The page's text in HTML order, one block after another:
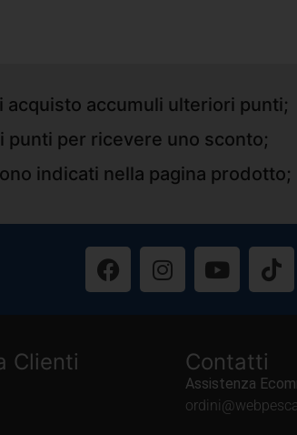
acquisto accumuli ulteriori punti;
punti per ricevere uno sconto;
indicati nella pagina prodotto;
Clienti Contatti
Assistenza